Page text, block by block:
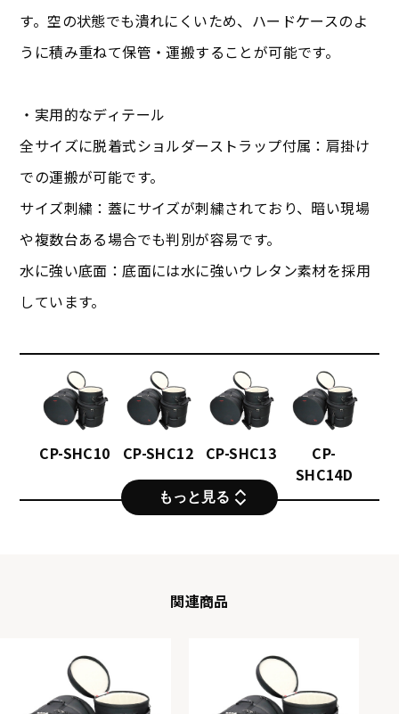
す。空の状態でも潰れにくいため、ハードケースのよ
うに積み重ねて保管・運搬することが可能です。
・実用的なディテール
全サイズに脱着式ショルダーストラップ付属：肩掛け
での運搬が可能です。
サイズ刺繍：蓋にサイズが刺繍されており、暗い現場
や複数台ある場合でも判別が容易です。
水に強い底面：底面には水に強いウレタン素材を採用
しています。
もっと見る
CP-SHC10 CP-SHC12 CP-SHC13
CP-
SHC14D
関連商品